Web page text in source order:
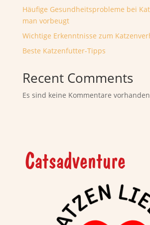
Häufige Gesundheitsprobleme bei
man vorbeugt
Wichtige Erkenntnisse zum
Beste Katzenfutter-Tipps
Recent Comments
Es sind keine Kommentare
Catsadventure